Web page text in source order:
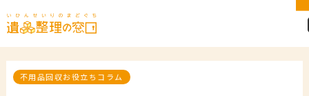
不用品回収お役立ちコラム